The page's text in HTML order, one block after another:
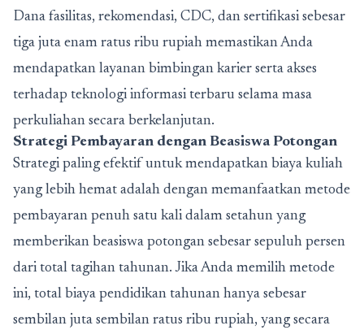
Dana fasilitas, rekomendasi, CDC, dan sertifikasi sebesar
tiga juta enam ratus ribu rupiah memastikan Anda
mendapatkan layanan bimbingan karier serta akses
terhadap teknologi informasi terbaru selama masa
perkuliahan secara berkelanjutan.
Strategi Pembayaran dengan Beasiswa Potongan
Strategi paling efektif untuk mendapatkan biaya kuliah
yang lebih hemat adalah dengan memanfaatkan metode
pembayaran penuh satu kali dalam setahun yang
memberikan beasiswa potongan sebesar sepuluh persen
dari total tagihan tahunan. Jika Anda memilih metode
ini, total biaya pendidikan tahunan hanya sebesar
sembilan juta sembilan ratus ribu rupiah, yang secara